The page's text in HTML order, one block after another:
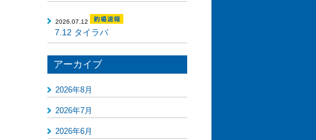
2026.07.12
7.12 タイラバ
アーカイブ
2026年8月
2026年7月
2026年6月